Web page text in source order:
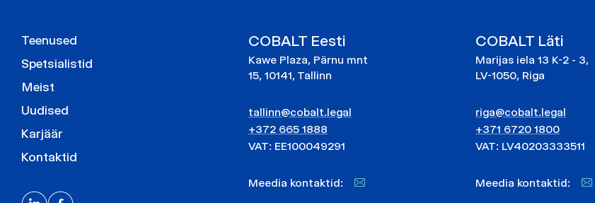
Teenused
Spetsialistid
Meist
Uudised
Karjäär
Kontaktid
COBALT Eesti
Kawe Plaza, Pärnu mnt
15, 10141, Tallinn
tallinn@cobalt.legal
+372 665 1888
VAT: EE100049291
Meedia kontaktid:
COBALT Läti
Marijas iela 13 K-2 - 3,
LV-1050, Riga
riga@cobalt.legal
+371 6720 1800
VAT: LV40203333511
Meedia kontaktid: